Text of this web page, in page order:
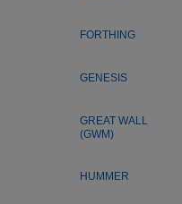
FORTHING
GENESIS
GREAT WALL
(GWM)
HUMMER